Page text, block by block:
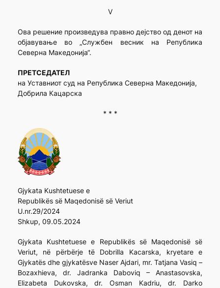
V
Ова решение произведува правно дејство од денот на
објавување во „Службен весник на Република
Северна Македонија“.
ПРЕТСЕДАТЕЛ
на Уставниот суд на Република Северна Македонија,
Добрила Кацарска
* * *
Gjykata Kushtetuese e
Republikës së Maqedonisë së Veriut
U.nr.29/2024
Shkup, 09.05.2024
Gjykata Kushtetuese e Republikës së Maqedonisë së
Veriut, në përbërje të Dobrilla Kacarska, kryetare e
Gjykatës dhe gjykatësve Naser Ajdari, mr. Tatjana Vasiq –
Bozaxhieva, dr. Jadranka Daboviq – Anastasovska,
Elizabeta Dukovska, dr. Osman Kadriu, dr. Darko